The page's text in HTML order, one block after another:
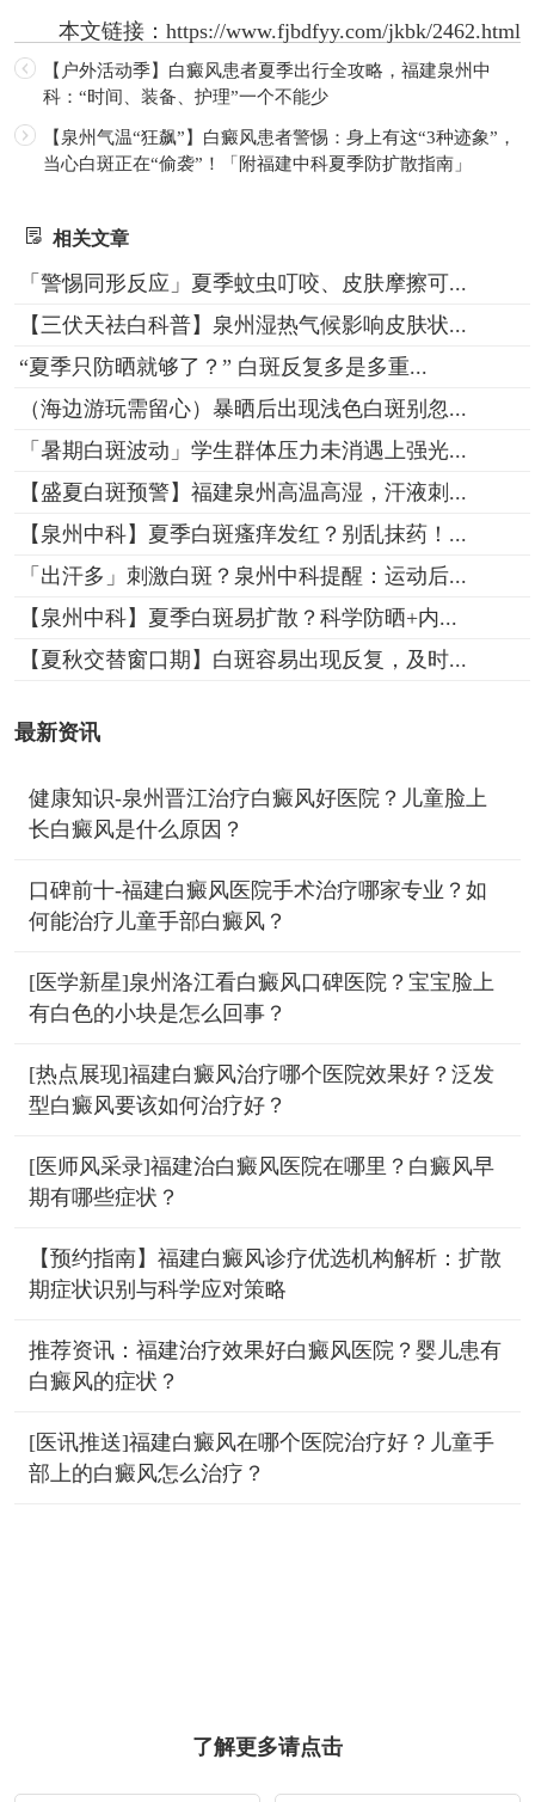
本文链接：https://www.fjbdfyy.com/jkbk/2462.html
【户外活动季】白癜风患者夏季出行全攻略，福建泉州中
科：“时间、装备、护理”一个不能少
【泉州气温“狂飙”】白癜风患者警惕：身上有这“3种迹象”，
当心白斑正在“偷袭”！「附福建中科夏季防扩散指南」
相关文章
「警惕同形反应」夏季蚊虫叮咬、皮肤摩擦可...
【三伏天祛白科普】泉州湿热气候影响皮肤状...
“夏季只防晒就够了？” 白斑反复多是多重...
（海边游玩需留心）暴晒后出现浅色白斑别忽...
「暑期白斑波动」学生群体压力未消遇上强光...
【盛夏白斑预警】福建泉州高温高湿，汗液刺...
【泉州中科】夏季白斑瘙痒发红？别乱抹药！...
「出汗多」刺激白斑？泉州中科提醒：运动后...
【泉州中科】夏季白斑易扩散？科学防晒+内...
【夏秋交替窗口期】白斑容易出现反复，及时...
最新资讯
健康知识-泉州晋江治疗白癜风好医院？儿童脸上
长白癜风是什么原因？
口碑前十-福建白癜风医院手术治疗哪家专业？如
何能治疗儿童手部白癜风？
[医学新星]泉州洛江看白癜风口碑医院？宝宝脸上
有白色的小块是怎么回事？
[热点展现]福建白癜风治疗哪个医院效果好？泛发
型白癜风要该如何治疗好？
[医师风采录]福建治白癜风医院在哪里？白癜风早
期有哪些症状？
【预约指南】福建白癜风诊疗优选机构解析：扩散
期症状识别与科学应对策略
推荐资讯：福建治疗效果好白癜风医院？婴儿患有
白癜风的症状？
[医讯推送]福建白癜风在哪个医院治疗好？儿童手
部上的白癜风怎么治疗？
了解更多请点击